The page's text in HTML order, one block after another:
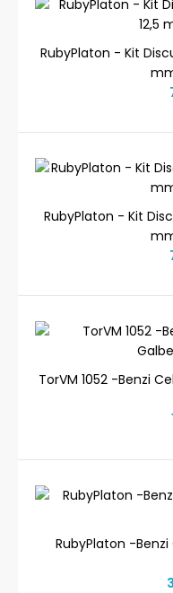
RubyPlaton - Kit
RubyPlaton - Kit
TorVM 1052 -Benzi
RubyPlaton -Benzi